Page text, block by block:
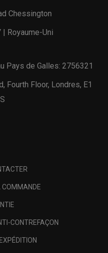
Chessington
| Royaume-Uni
Pays de Galles: 2756321
Fourth Floor, Londres, E1
CONTREFAÇON